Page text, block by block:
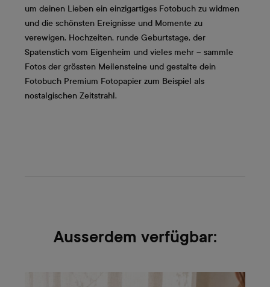
um deinen Lieben ein einzigartiges Fotobuch zu widmen
und die schönsten Ereignisse und Momente zu
verewigen. Hochzeiten, runde Geburtstage, der
Spatenstich vom Eigenheim und vieles mehr – sammle
Fotos der grössten Meilensteine und gestalte dein
Fotobuch Premium Fotopapier zum Beispiel als
nostalgischen Zeitstrahl.
Ausserdem verfügbar: